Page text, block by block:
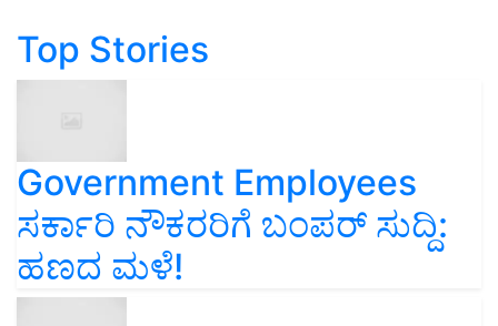
Top Stories
Government Employees
ಸರ್ಕಾರಿ ನೌಕರರಿಗೆ ಬಂಪರ್‌ ಸುದ್ದಿ:
ಹಣದ ಮಳೆ!